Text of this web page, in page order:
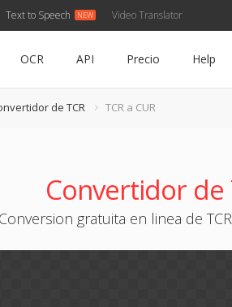
Text to Speech Video Translator
OCR API Precio Help
de TCR TCR a CUR
Convertidor de
Conversion gratuita en linea de